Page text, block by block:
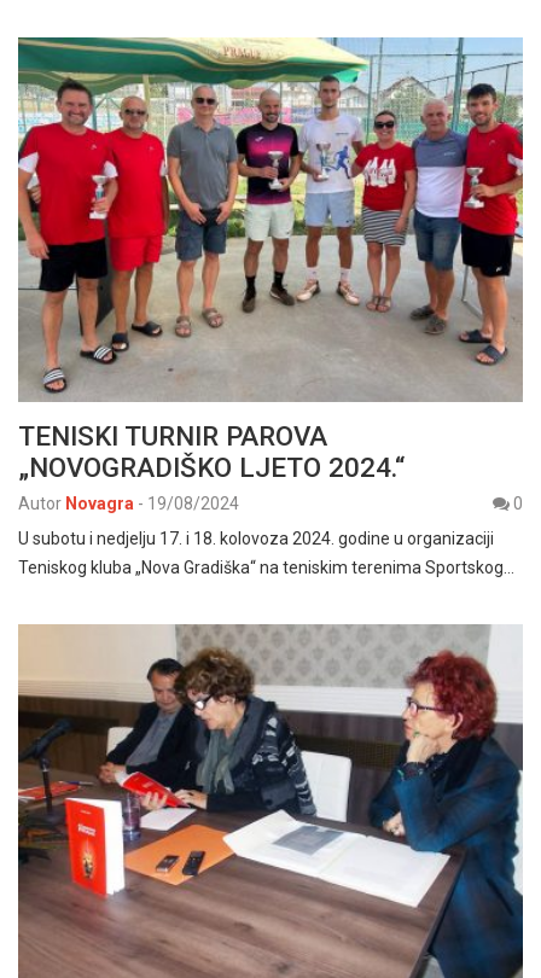
TENISKI TURNIR PAROVA
„NOVOGRADIŠKO LJETO 2024.“
Autor Novagra - 19/08/2024
0
U subotu i nedjelju 17. i 18. kolovoza 2024. godine u organizaciji
Teniskog kluba „Nova Gradiška“ na teniskim terenima Sportskog…